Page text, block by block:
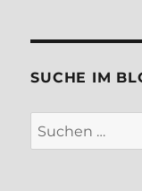
SUCHE IM
Suchen
nach: